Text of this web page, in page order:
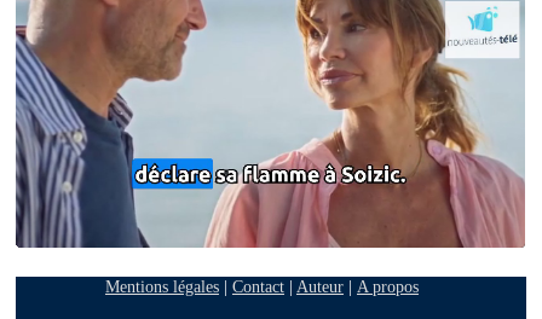
Mentions légales| Contact| Auteur| A propos